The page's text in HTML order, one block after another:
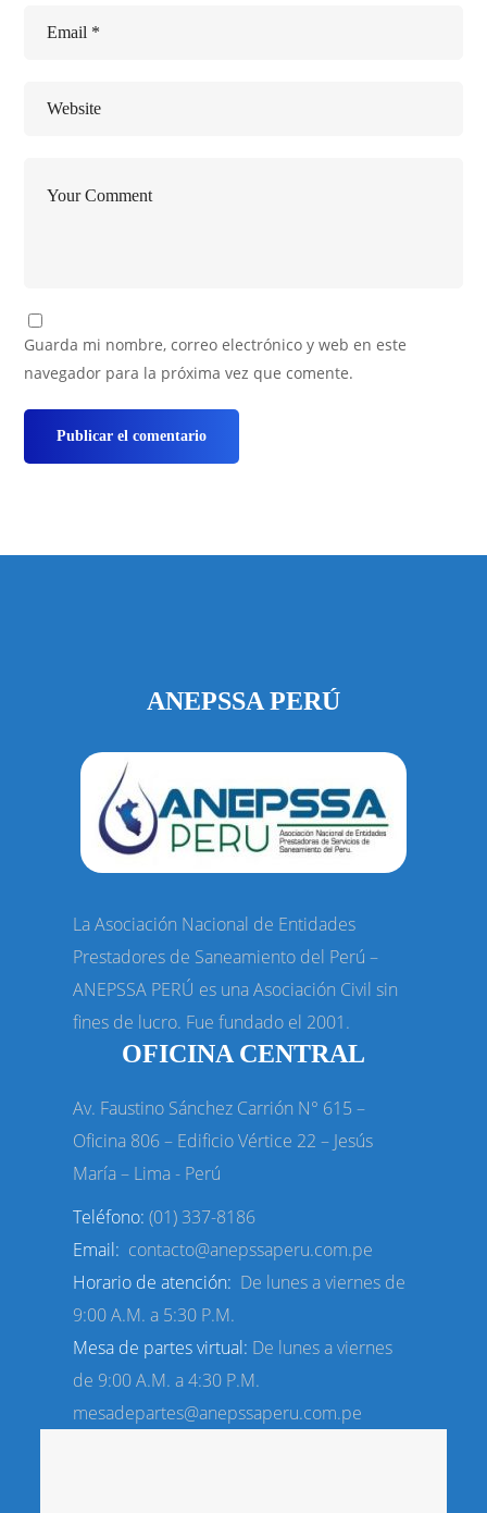
Guarda mi nombre, correo electrónico y web en este
navegador para la próxima vez que comente.
ANEPSSA PERÚ
La Asociación Nacional de Entidades
Prestadores de Saneamiento del Perú –
ANEPSSA PERÚ es una Asociación Civil sin
fines de lucro. Fue fundado el 2001.
OFICINA CENTRAL
Av. Faustino Sánchez Carrión N° 615 –
Oficina 806 – Edificio Vértice 22 – Jesús
María – Lima - Perú
Teléfono: (01) 337-8186
Email: contacto@anepssaperu.com.pe
Horario de atención: De lunes a viernes de
9:00 A.M. a 5:30 P.M.
Mesa de partes virtual: De lunes a viernes
de 9:00 A.M. a 4:30 P.M.
mesadepartes@anepssaperu.com.pe